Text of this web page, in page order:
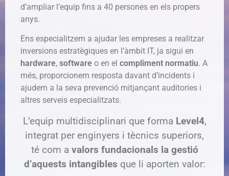
d’ampliar l’equip fins a 40 persones en els propers
anys.
Ens especialitzem a ajudar les empreses a realitzar
inversions estratègiques en l’àmbit IT, ja sigui en
hardware, software o en el compliment normatiu. A
més, proporcionem resposta davant d’incidents i
ajudem a la seva prevenció mitjançant auditories i
altres serveis especialitzats.
L’equip multidisciplinari que forma Level4,
integrat per enginyers i tècnics superiors,
té com a valors fundacionals la gestió
d’aquests intangibles que li aporten valor: